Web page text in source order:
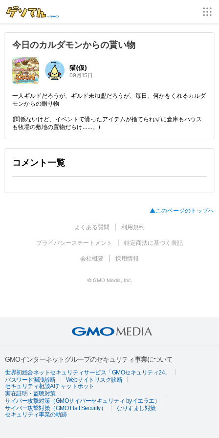
今日のカルダモンからの貰い物
猫(仮)
09月15日
一人ギルドだろうが、ギルド未加盟だろうが、毎日、何かをくれるカルダ
モンからの贈り物
(関係ないけど、イベントで貰ったアイテムが捨てられずに倉庫もハウス
も牧場の敷地の置物だらけ……。)
コメント一覧
▲このページのトップへ
よくある質問 利用規約
プライバシーステートメント 特定商法に基づく表記
会社概要 採用情報
© GMO Media, Inc.
GMOインターネットグループのセキュリティ事業について
世界初総合ネットセキュリティサービス「GMOセキュリティ24」
パスワード漏洩診断
Webサイトリスク診断
セキュリティ相談AIチャットボット
実在証明・盗聴対策
サイバー攻撃対策（GMOサイバーセキュリティ byイエラエ）
サイバー攻撃対策（GMO Flatt Security）
なりすまし対策
セキュリティ事業の軌跡